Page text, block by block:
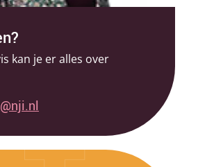
kan je er alles over